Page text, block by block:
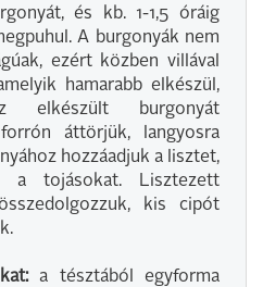
és kb. 1-1,5 óráig
A burgonyák nem
ezért közben villával
hamarabb elkészül,
elkészült burgonyát
áttörjük, langyosra
hozzáadjuk a lisztet,
tojásokat. Lisztezett
kis cipót
a tésztából egyforma